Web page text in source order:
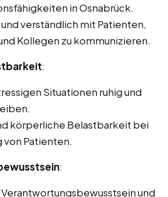
in Osnabrück.
verständlich mit Patienten,
Kollegen zu kommunizieren.
:
Situationen ruhig und
körperliche Belastbarkeit bei
von Patienten.
:
Verantwortungsbewusstsein und